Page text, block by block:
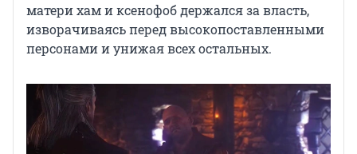
матери хам и ксенофоб держался за власть,
изворачиваясь перед высокопоставленными
персонами и унижая всех остальных.